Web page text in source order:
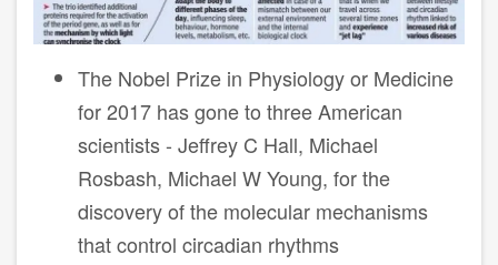
The Nobel Prize in Physiology or Medicine
for 2017 has gone to three American
scientists - Jeffrey C Hall, Michael
Rosbash, Michael W Young, for the
discovery of the molecular mechanisms
that control circadian rhythms